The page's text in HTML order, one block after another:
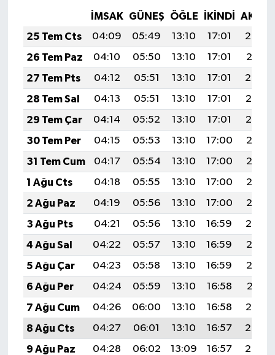
İMSAK GÜNEŞ ÖĞLE İKINDI
25 Tem Cts
04:09 05:49 13:10 17:01
20:22
26 Tem Paz
04:10 05:50 13:10 17:01
20:21
27 Tem Pts
04:12 05:51 13:10 17:01
20:20
28 Tem Sal
04:13 05:51 13:10 17:01
20:19
29 Tem Çar
04:14 05:52 13:10 17:01
20:19
30 Tem Per
04:15 05:53 13:10 17:00
20:18
31 Tem Cum
04:17 05:54 13:10 17:00
20:17
1 Ağu Cts
04:18 05:55 13:10 17:00
20:16
2 Ağu Paz
04:19 05:56 13:10 17:00
20:15
3 Ağu Pts
04:21 05:56 13:10 16:59
20:14
4 Ağu Sal
04:22 05:57 13:10 16:59
20:13
5 Ağu Çar
04:23 05:58 13:10 16:59
20:12
6 Ağu Per
04:24 05:59 13:10 16:58
20:11
7 Ağu Cum
04:26 06:00 13:10 16:58
20:10
8 Ağu Cts
04:27 06:01 13:10 16:57
20:08
9 Ağu Paz
04:28 06:02 13:09 16:57
20:07
Politika
Resmi İlan
Rüya Tabirleri
Sağlık
Şaphane
Simav
Siyaset
Spor
Tavşanlı
Teknoloji
Türkiye